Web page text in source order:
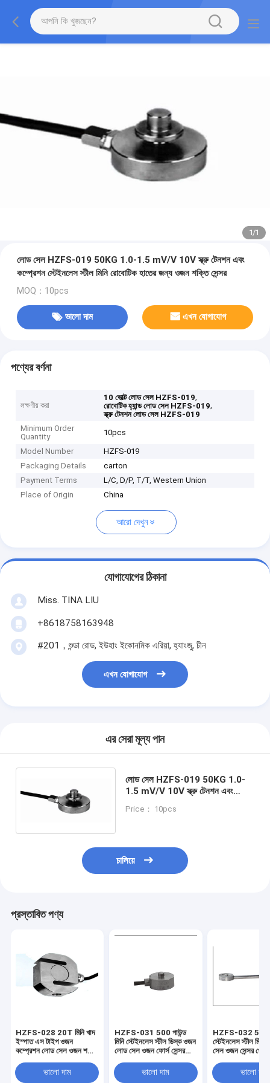
1/1
লোড সেল HZFS-019 50KG 1.0-1.5 mV/V 10V স্ক্রু টেনশন এবং
কম্প্রেশন স্টেইনলেস স্টীল মিনি রোবোটিক হাতের জন্য ওজন শক্তি সেন্সর
MOQ：10pcs
ভালো দাম এখন যোগাযোগ
পণ্যের বর্ণনা
লক্ষণীয় করা
10 ভোল্ট লোড সেল HZFS-019,
রোবোটিক হ্যান্ড লোড সেল HZFS-019,
স্ক্রু টেনশন লোড সেল HZFS-019
Minimum Order
Quantity
10pcs
Model Number
HZFS-019
Packaging Details
carton
Payment Terms
L/C, D/P, T/T, Western Union
Place of Origin
China
আরো দেখুন
যোগাযোগের ঠিকানা
Miss. TINA LIU
+8618758163948
#201，শুন্ডা রোড, ইউহাং ইকোনমিক এরিয়া, হ্যাংজু, চীন
এখন যোগাযোগ
এর সেরা মূল্য পান
লোড সেল HZFS-019 50KG 1.0-
1.5 mV/V 10V স্ক্রু টেনশন এবং
হাতের জন্য ওজন শক্তি সেন্সর
Price： 10pcs
চালিয়ে
প্রস্তাবিত পণ্য
HZFS-028 20T মিনি খাদ
ইস্পাত এস টাইপ ওজন
কম্প্রেশন লোড সেল ওজন শক্তি
hopper স্কেল
ভালো দাম
HZFS-031 500 পাউন্ড
মিনি স্টেইনলেস স্টীল ডিস্ক ওজন
লোড সেল ওজন ফোর্স সেন্সর
5VDC সঙ্গেভালো দাম
HZFS-032 5t
স্টেইনলেস স্টীল
সেল ওজন সেন্সর
12V ডিসিভালো দাম